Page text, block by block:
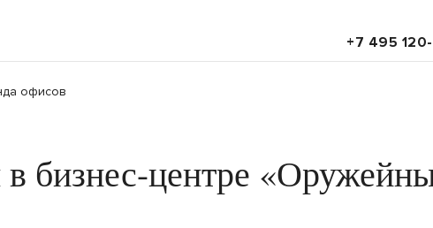
+7 495
офисов
бизнес-центре